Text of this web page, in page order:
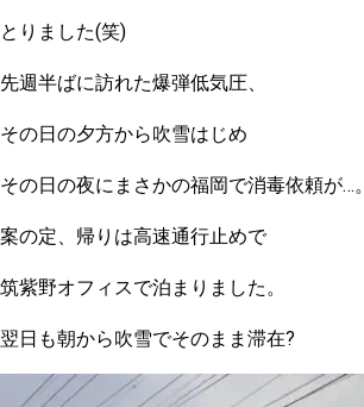
とりました(笑)
先週半ばに訪れた爆弾低気圧、
その日の夕方から吹雪はじめ
その日の夜にまさかの福岡で消毒依頼が…。
案の定、帰りは高速通行止めで
筑紫野オフィスで泊まりました。
翌日も朝から吹雪でそのまま滞在?